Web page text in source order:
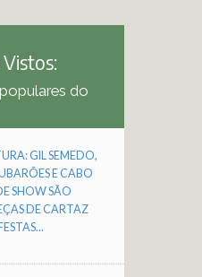
do
GIL SEMEDO,
E CABO
SHOW SÃO
DE CARTAZ